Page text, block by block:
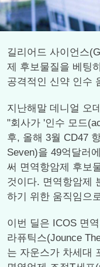
길리어드 사이언스
제 후보물질을 베팅
공격적인 신약 인수
지난해말 데니얼 오
"회사가 '인수 모드
후, 올해 3월 CD47
Seven)을 49억달러
써 면역항암제 후보
것이다. 면역항암제
하기 위한 움직임으
이번 딜은 ICOS 면
라퓨틱스(Jounce
는 자운스가 차세대